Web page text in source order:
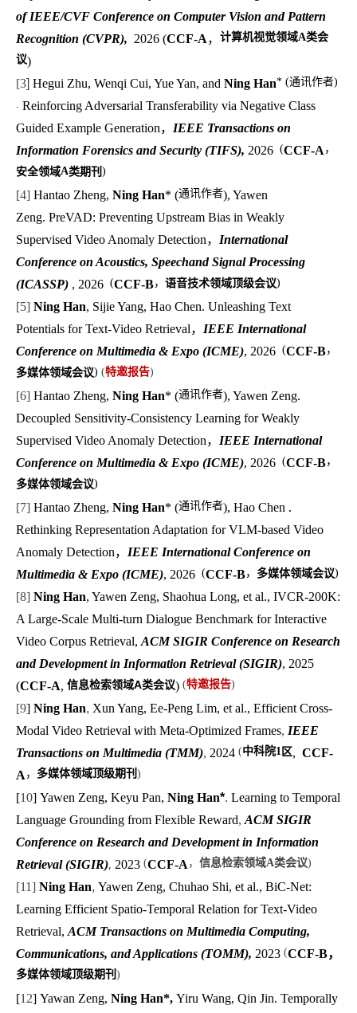
ofIEEE/CVF Conference on Computer Vision and Pattern
Recognition (CVPR), 2026 (CCF-A， 计算机视觉领域A类会
议)
[3] Hegui Zhu, Wenqi Cui, Yue Yan, and Ning Han* (通讯作者)
. Reinforcing Adversarial Transferability via Negative Class
Guided Example Generation， IEEE Transactions on
Information Forensics and Security (TIFS), 2026 (CCF-A ，
安全领域A类期刊 )
[4] Hantao Zheng, Ning Han* (通讯作者), Yawen
Zeng. PreVAD: Preventing Upstream Bias in Weakly
Supervised Video Anomaly Detection， International
Conference on Acoustics, Speechand Signal Processing
(ICASSP) , 2026 (CCF-B， 语音技术领域顶级会议)
[5] Ning Han, Sijie Yang, Hao Chen. Unleashing Text
Potentials for Text-Video Retrieval， IEEE International
Conference on Multimedia & Expo (ICME), 2026 (CCF-B，
多媒体领域会议) (特邀报告)
[6] Hantao Zheng, Ning Han* (通讯作者), Yawen Zeng.
Decoupled Sensitivity-Consistency Learning for Weakly
Supervised Video Anomaly Detection， IEEE International
Conference on Multimedia & Expo (ICME), 2026 (CCF-B，
多媒体领域会议)
[7] Hantao Zheng, Ning Han* (通讯作者), Hao Chen .
Rethinking Representation Adaptation for VLM-based Video
Anomaly Detection， IEEE International Conference on
Multimedia & Expo (ICME), 2026 (CCF-B， 多媒体领域会议)
[8] Ning Han, Yawen Zeng, Shaohua Long, et al., IVCR-200K:
A Large-Scale Multi-turn Dialogue Benchmark for Interactive
Video Corpus Retrieval, ACM SIGIR Conference on Research
and Development in Information Retrieval (SIGIR), 2025
(CCF-A, 信息检索领域A类会议) (特邀报告)
[9] Ning Han, Xun Yang, Ee-Peng Lim, et al., Efficient Cross-
Modal Video Retrieval with Meta-Optimized Frames, IEEE
Transactions on Multimedia (TMM), 2024 (中科院1 区, CCF-
A ， 多媒体领域顶级期刊 )
[10] Yawen Zeng, Keyu Pan, Ning Han*. Learning to Temporal
Language Grounding from Flexible Reward, ACM SIGIR
Conference on Research and Development in Information
Retrieval (SIGIR), 2023 (CCF-A ， 信息检索领域A类会议)
[11] Ning Han, Yawen Zeng, Chuhao Shi, et al., BiC-Net:
Learning Efficient Spatio-Temporal Relation for Text-Video
Retrieval, ACM Transactions on Multimedia Computing,
Communications, and Applications (TOMM), 2023 (CCF-B，
多媒体领域顶级期刊 )
[12] Yawan Zeng, Ning Han*, Yiru Wang, Qin Jin. Temporally